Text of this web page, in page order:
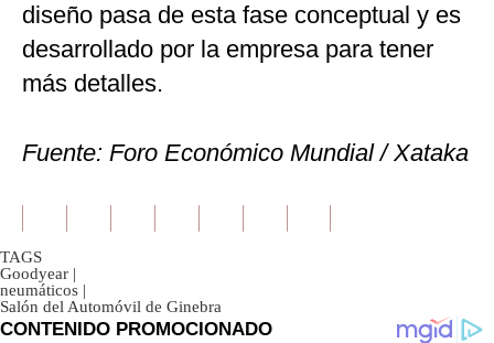
diseño pasa de esta fase conceptual y es
desarrollado por la empresa para tener
más detalles.
Fuente: Foro Económico Mundial / Xataka
TAGS
Goodyear |
neumáticos |
Salón del Automóvil de Ginebra